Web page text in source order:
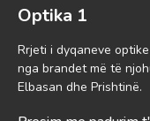
Optika 1
Rrjeti i dyqaneve
nga brandet më të
Elbasan dhe Prishtinë.